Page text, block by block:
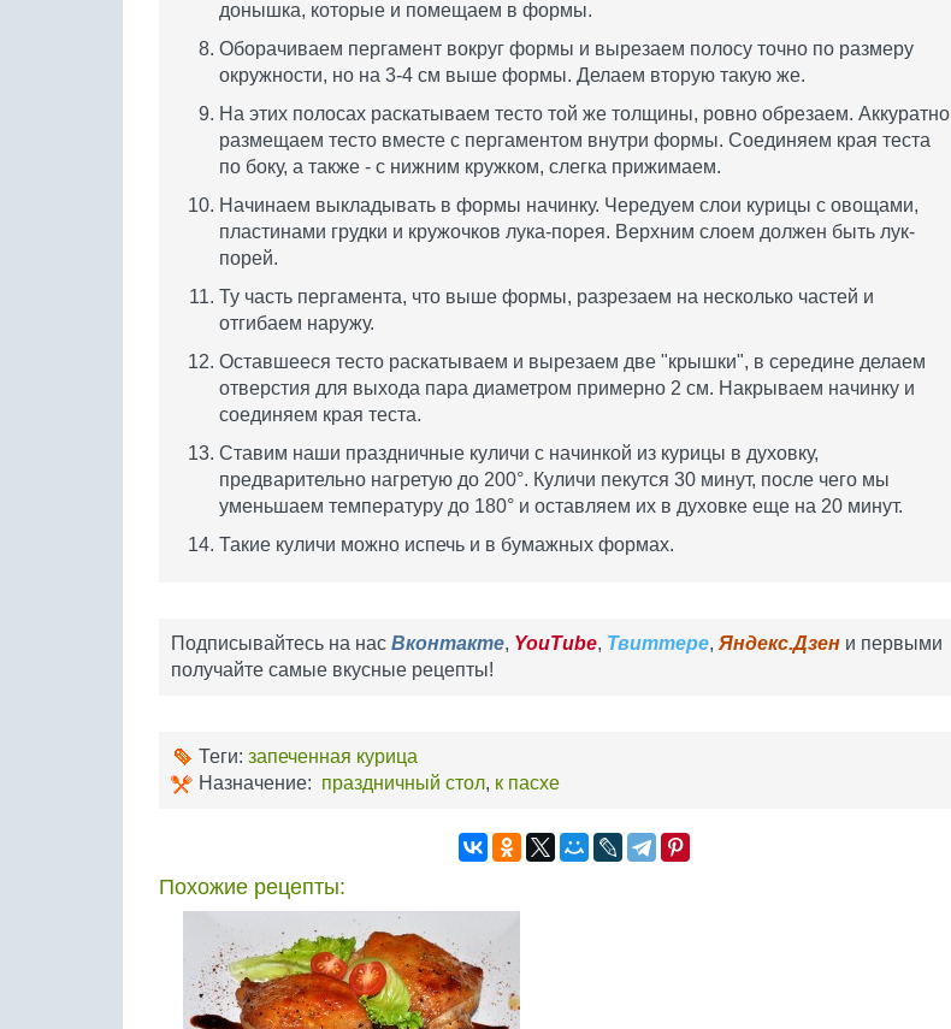
донышка, которые и помещаем в формы.
Оборачиваем пергамент вокруг формы и вырезаем полосу точно по размеру
окружности, но на 3-4 см выше формы. Делаем вторую такую же.
На этих полосах раскатываем тесто той же толщины, ровно обрезаем. Аккуратно
размещаем тесто вместе с пергаментом внутри формы. Соединяем края теста
по боку, а также - с нижним кружком, слегка прижимаем.
Начинаем выкладывать в формы начинку. Чередуем слои курицы с овощами,
пластинами грудки и кружочков лука-порея. Верхним слоем должен быть лук-
порей.
Ту часть пергамента, что выше формы, разрезаем на несколько частей и
отгибаем наружу.
Оставшееся тесто раскатываем и вырезаем две "крышки", в середине делаем
отверстия для выхода пара диаметром примерно 2 см. Накрываем начинку и
соединяем края теста.
Ставим наши праздничные куличи с начинкой из курицы в духовку,
предварительно нагретую до 200°. Куличи пекутся 30 минут, после чего мы
уменьшаем температуру до 180° и оставляем их в духовке еще на 20 минут.
Такие куличи можно испечь и в бумажных формах.
Подписывайтесь на нас Вконтакте, YouTube, Твиттере, Яндекс.Дзен и первыми
получайте самые вкусные рецепты!
Теги: запеченная курица
Назначение: праздничный стол, к пасхе
Похожие рецепты: